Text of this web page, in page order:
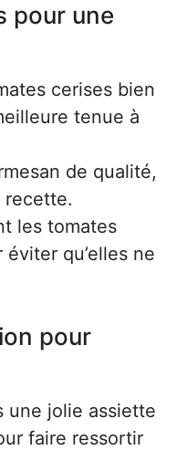
pour une
cerises bien
tenue à
de qualité,
recette.
les tomates
éviter qu’elles ne
pour
une jolie assiette
faire ressortir